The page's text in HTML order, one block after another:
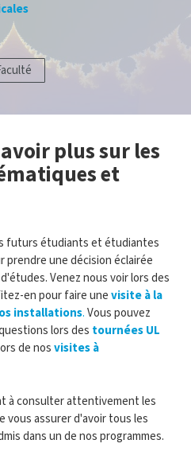
plus sur les
et
futurs étudiants et étudiantes
une décision éclairée
Venez nous voir lors des
en pour faire une visite à la
installations. Vous pouvez
lors des tournées UL
de nos visites à
à consulter attentivement les
vous assurer d'avoir tous les
dans un de nos programmes.